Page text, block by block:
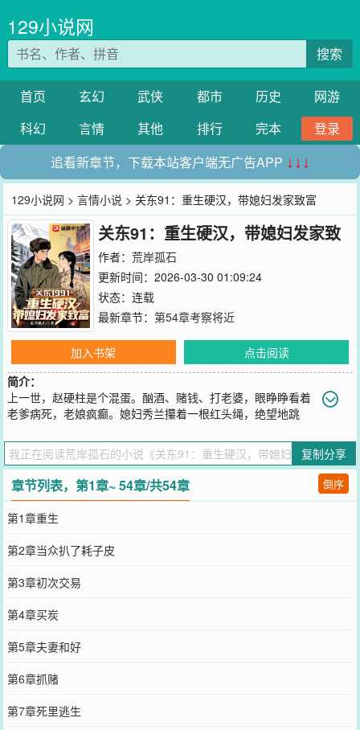
129小说网
搜索
首页 玄幻 武侠 都市 历史
网游
科幻
言情 其他 排行 完本
登录
追看新章节，下载本站客户端无广告APP ↓↓↓
129小说网 >言情小说 > 关东91：重生硬汉，带媳妇发家致富
关东91：重生硬汉，带媳妇发家致
富
作者： 荒岸孤石
更新时间：2026-03-30 01:09:24
状态：连载
最新章节： 第54章考察将近
加入书架
点击阅读
简介：
上一世，赵硬柱是个混蛋。酗酒、赌钱、打老婆，眼睁睁看着
老爹病死，老娘疯癫。媳妇秀兰攥着一根红头绳，绝望地跳
斗村霸，跑后山，坑倒爷，闯市场，炒地皮。村里人都说赵家祖坟冒
青烟，那个只会喝酒打老婆的赵硬柱，怎么突然成了全东北第一能
人？他只有一条人生信条：好人当不得，得当个有手段的狠人。别人
眼里的穷山恶水，是他眼里的金山银山。只有他知道，再过几年，这
片黑土地上将上演何种变迁。从倒腾几十斤榛蘑开始，生意做的风生
水起……“这一世，谁也别想欺负我媳妇，谁也别想动我老赵家一根毫
毛！”
您要是觉得《关东91：重生硬汉，带媳妇发家致富
要忘记向您QQ群和微博微信里的朋友推荐哦！
复制分享
章节列表，第1章~ 54章/共54章 倒序
第1章重生
第2章当众扒了耗子皮
第3章初次交易
第4章买炭
第5章夫妻和好
第6章抓赌
第7章死里逃生